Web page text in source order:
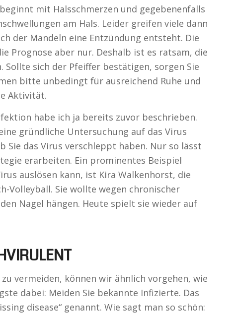
mit Halsschmerzen und gegebenenfalls
am Hals. Leider greifen viele dann
der Mandeln eine Entzündung entsteht. Die
Prognose aber nur. Deshalb ist es ratsam, die
sich der Pfeiffer bestätigen, sorgen Sie
bitte unbedingt für ausreichend Ruhe und
Aktivität.
habe ich ja bereits zuvor beschrieben.
gründliche Untersuchung auf das Virus
Sie das Virus verschleppt haben. Nur so lässt
erarbeiten. Ein prominentes Beispiel
auslösen kann, ist Kira Walkenhorst, die
Volleyball. Sie wollte wegen chronischer
Nagel hängen. Heute spielt sie wieder auf
vermeiden, können wir ähnlich vorgehen, wie
dabei: Meiden Sie bekannte Infizierte. Das
disease“ genannt. Wie sagt man so schön: